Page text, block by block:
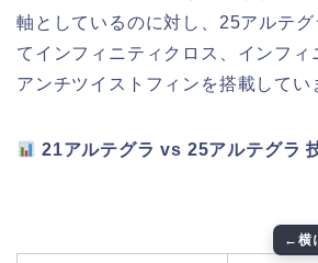
軸としているのに対し、25アルテグ
てインフィニティクロス、インフィ
アンチツイストフィンを搭載してい
21アルテグラ vs 25アルテグラ